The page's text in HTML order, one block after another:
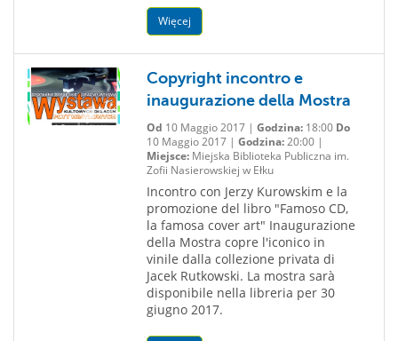
Więcej
Copyright incontro e
inaugurazione della Mostra
Od 10 Maggio 2017 | Godzina:18:00 Do
10 Maggio 2017 | Godzina:20:00 |
Miejsce:Miejska Biblioteka Publiczna im.
Zofii Nasierowskiej w Ełku
Incontro con Jerzy Kurowskim e la
promozione del libro "Famoso CD,
la famosa cover art" Inaugurazione
della Mostra copre l'iconico in
vinile dalla collezione privata di
Jacek Rutkowski. La mostra sarà
disponibile nella libreria per 30
giugno 2017.